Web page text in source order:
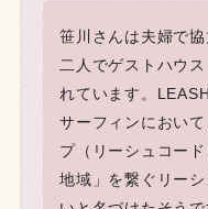
笹川さんは夫婦で
二人でゲストハウ
れています。
サーフィンにおい
プ（リーシュコー
地域」を繋ぐリー